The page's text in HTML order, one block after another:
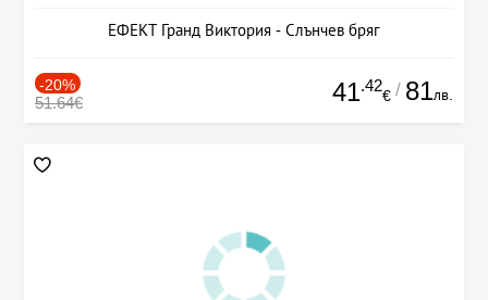
ЕФЕКТ Гранд Виктория - Слънчев бряг
-20%
51.64€ 41.42
€ / 81лв.